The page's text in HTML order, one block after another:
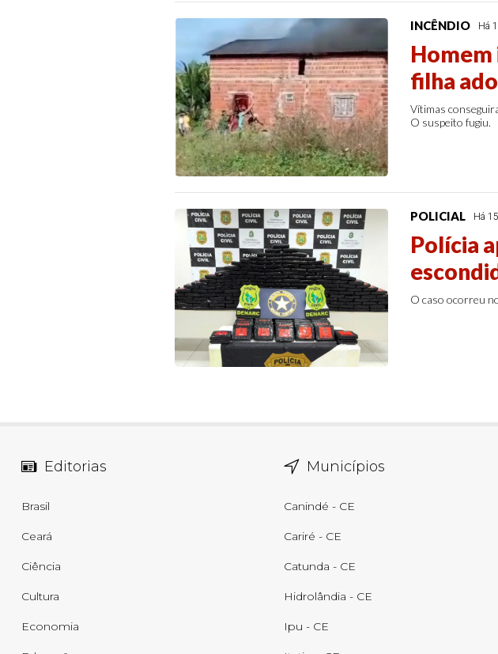
INCÊNDIO Há
Homem
filha
Vítimas
O suspeito fugiu.
POLICIAL Há
Polícia
O caso ocorreu
Editorias
Brasil
Ceará
Ciência
Cultura
Economia
Municípios
Canindé - CE
Cariré - CE
Catunda - CE
Hidrolândia - CE
Ipu - CE